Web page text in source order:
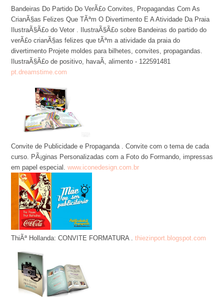
Bandeiras Do Partido Do VerÃ£o Convites, Propagandas Com As
CrianÃ§as Felizes Que TÃªm O Divertimento E A Atividade Da Praia
IlustraÃ§Ã£o do Vetor . IlustraÃ§Ã£o sobre Bandeiras do partido do
verÃ£o crianÃ§as felizes que tÃªm a atividade da praia do
divertimento Projete moldes para bilhetes, convites, propagandas.
IlustraÃ§Ã£o de positivo, havaÃ­, alimento - 122591481
pt.dreamstime.com
Convite de Publicidade e Propaganda . Convite com o tema de cada
curso. PÃ¡ginas Personalizadas com a Foto do Formando, impressas
em papel especial. www.iconedesign.com.br
ThiÃª Hollanda: CONVITE FORMATURA . thiezinport.blogspot.com